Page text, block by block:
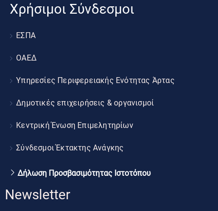
Χρήσιμοι Σύνδεσμοι
ΕΣΠΑ
ΟΑΕΔ
Υπηρεσίες Περιφερειακής Ενότητας Άρτας
Δημοτικές επιχειρήσεις & οργανισμοί
Κεντρική Ένωση Επιμελητηρίων
Σύνδεσμοι Έκτακτης Ανάγκης
Δήλωση Προσβασιμότητας Ιστοτόπου
Newsletter